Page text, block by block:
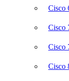
Cisco
Cisco
Cisco
Cisco